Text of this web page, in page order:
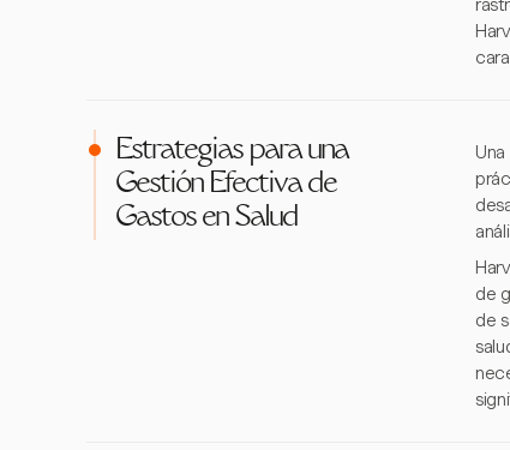
Estrategias para una
Gestión Efectiva de
Gastos en Salud
de
de